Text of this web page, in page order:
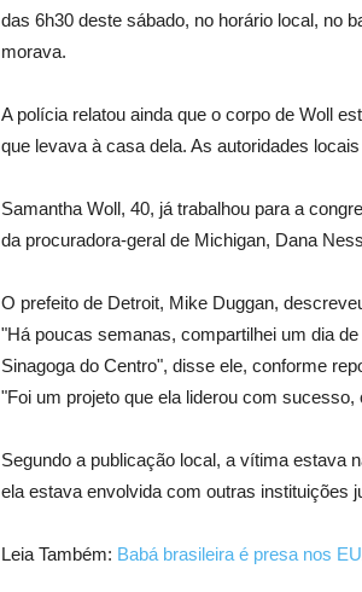
das 6h30 deste sábado, no horário local, no
morava.
A polícia relatou ainda que o corpo de Woll
que levava à casa dela. As autoridades
Samantha Woll, 40, já trabalhou para a
da procuradora-geral de Michigan, Dana
O prefeito de Detroit, Mike Duggan,
"Há poucas semanas, compartilhei um dia
Sinagoga do Centro", disse ele, conforme
"Foi um projeto que ela liderou com
Segundo a publicação local, a vítima estava
ela estava envolvida com outras instituições
Leia Também: Babá brasileira é presa nos